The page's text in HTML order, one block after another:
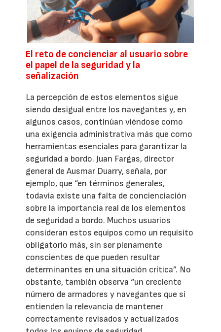
El reto de concienciar al usuario sobre
el papel de la seguridad y la
señalización
La percepción de estos elementos sigue
siendo desigual entre los navegantes y, en
algunos casos, continúan viéndose como
una exigencia administrativa más que como
herramientas esenciales para garantizar la
seguridad a bordo. Juan Fargas, director
general de Ausmar Duarry, señala, por
ejemplo, que “en términos generales,
todavía existe una falta de concienciación
sobre la importancia real de los elementos
de seguridad a bordo. Muchos usuarios
consideran estos equipos como un requisito
obligatorio más, sin ser plenamente
conscientes de que pueden resultar
determinantes en una situación crítica”. No
obstante, también observa “un creciente
número de armadores y navegantes que sí
entienden la relevancia de mantener
correctamente revisados y actualizados